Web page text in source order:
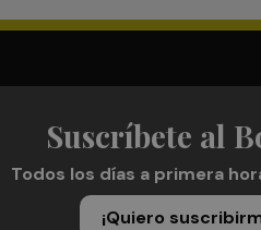
Suscríbete al
Todos los días a primera
¡Quiero